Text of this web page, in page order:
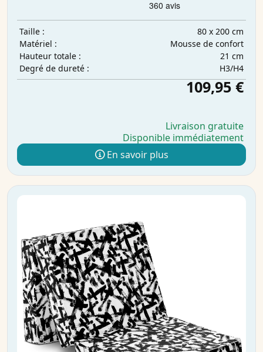
Taille :
80 x 200 cm
Matériel :
Mousse de confort
Hauteur totale :
21 cm
Degré de dureté :
H3/H4
109,95 €
Livraison gratuite
Disponible immédiatement
En savoir plus